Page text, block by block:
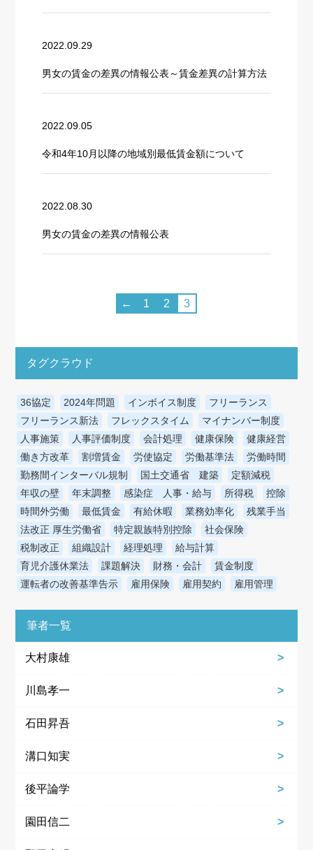
2022.09.29
男女の賃金の差異の情報公表～賃金差異の計算方法
2022.09.05
令和4年10月以降の地域別最低賃金額について
2022.08.30
男女の賃金の差異の情報公表
送
り
← 1 2 3
タグクラウド
36協定 2024年問題 インボイス制度
フリーランス
フリーランス新法
フレックスタイム
マイナンバー制度
人事施策
人事評価制度 会計処理 健康保険
健康経営
働き方改革
割増賃金 労使協定 労働基準法
労働時間
勤務間インターバル規制
国土交通省 建築
定額減税
年収の壁
年末調整 感染症 人事・給与 所得税
控除
時間外労働
最低賃金 有給休暇 業務効率化
残業手当
法改正 厚生労働省
特定親族特別控除
社会保険
税制改正
組織設計 経理処理
給与計算
育児介護休業法
課題解決 財務・会計
賃金制度
運転者の改善基準告示
雇用保険 雇用契約 雇用管理
筆者一覧
大村康雄
川島孝一
石田昇吾
溝口知実
後平論学
園田信二